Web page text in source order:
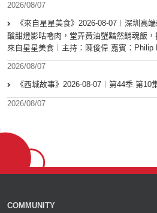
2026/08/07
《來自星星美食》2026-08-07︱深圳高
酸甜燈影咕嚕肉，堂弄黃油蟹黯然銷魂飯，
來自星星美食︱主持：陳俊偉 嘉賓：Philip
2026/08/07
《西城故事》2026-08-07︱第44季 第10
2026/08/07
COMMUNITY